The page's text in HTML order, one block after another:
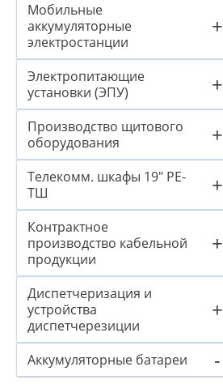
Мобильные
аккумуляторные
электростанции
+
Электропитающие
установки (ЭПУ)
+
Производство щитового
оборудования
+
Телекомм. шкафы 19" PE-
ТШ
+
Контрактное
производство кабельной
продукции
+
Диспетчеризация и
устройства
диспетчерезиции
+
Аккумуляторные батареи -